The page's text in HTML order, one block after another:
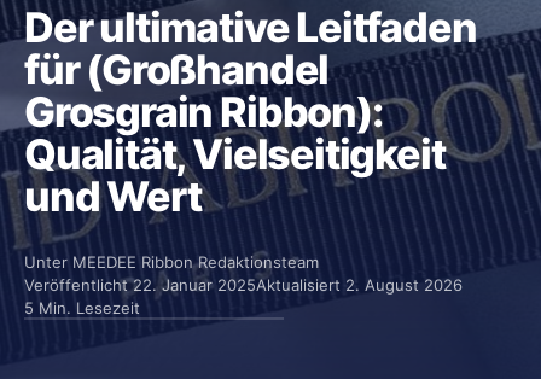
Der ultimative Leitfaden
für (Großhandel
Grosgrain Ribbon):
Qualität, Vielseitigkeit
und Wert
Unter MEEDEE Ribbon Redaktionsteam
Veröffentlicht22. Januar 2025Aktualisiert 2. August 2026
5 Min. Lesezeit